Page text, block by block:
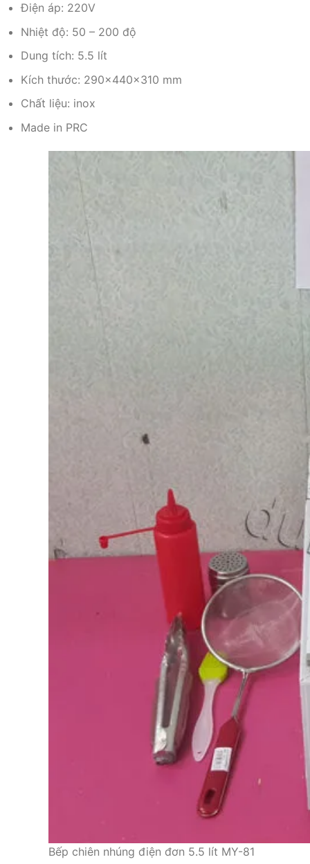
Điện áp: 220V
Nhiệt độ: 50 – 200 độ
Dung tích: 5.5 lít
Kích thước: 290x440x310 mm
Chất liệu: inox
Made in PRC
Bếp chiên nhúng điện đơn 5.5 lít MY-81